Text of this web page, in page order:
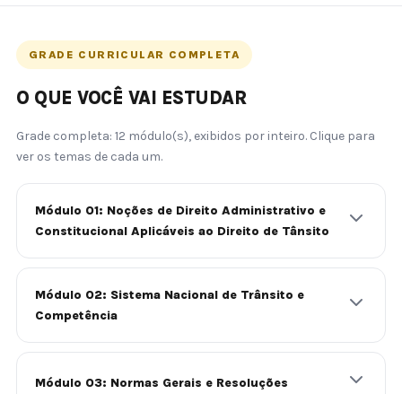
GRADE CURRICULAR COMPLETA
O QUE VOCÊ VAI ESTUDAR
Grade completa: 12 módulo(s), exibidos por inteiro. Clique para
ver os temas de cada um.
Módulo 01: Noções de Direito Administrativo e
Constitucional Aplicáveis ao Direito de Tânsito
Módulo 02: Sistema Nacional de Trânsito e
Competência
Módulo 03: Normas Gerais e Resoluções